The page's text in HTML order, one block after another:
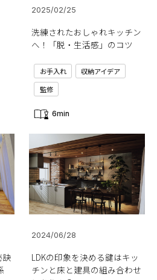
2025/02/25
洗練されたおしゃれキッチン
へ！「脱・生活感」のコツ
お手入れ
収納アイデア
監修
6min
訣
2024/06/28
LDKの印象を決める鍵はキッ
チンと床と建具の組み合わせ